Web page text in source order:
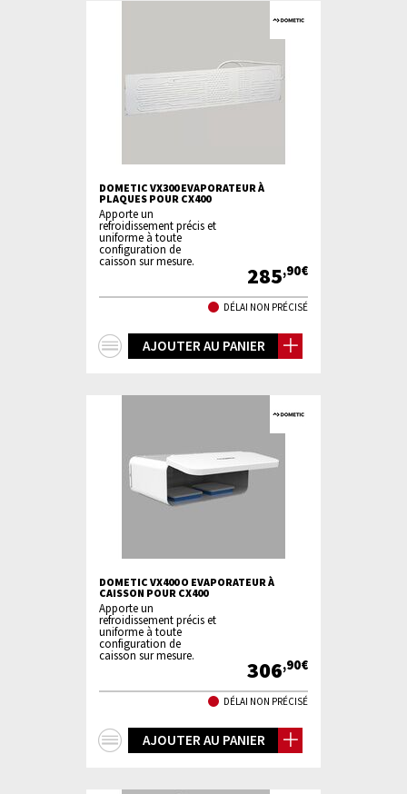
DOMETIC VX300 EVAPORATEUR À
PLAQUES POUR CX400
Apporte un
refroidissement précis et
uniforme à toute
configuration de
caisson sur mesure.
285,90€
DÉLAI NON PRÉCISÉ
AJOUTER AU PANIER
DOMETIC VX400 O EVAPORATEUR À
CAISSON POUR CX400
Apporte un
refroidissement précis et
uniforme à toute
configuration de
caisson sur mesure.
306,90€
DÉLAI NON PRÉCISÉ
AJOUTER AU PANIER